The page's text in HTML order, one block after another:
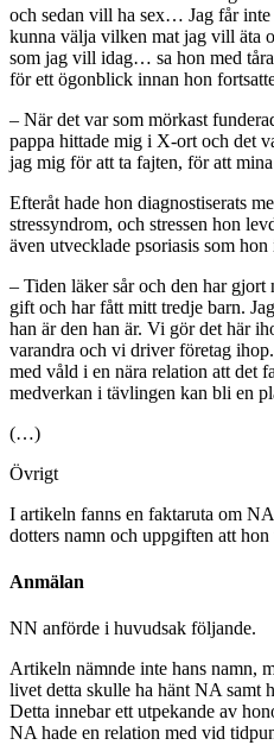
och sedan vill ha sex… Jag får
kunna välja vilken mat jag vill äta
som jag vill idag… sa hon med
för ett ögonblick innan hon
– När det var som mörkast
pappa hittade mig i X-ort och det
jag mig för att ta fajten, för att
Efteråt hade hon diagnostiserats
stressyndrom, och stressen hon
även utvecklade psoriasis som
– Tiden läker sår och den har
gift och har fått mitt tredje barn.
han är den han är. Vi gör det här
varandra och vi driver företag
med våld i en nära relation att det
medverkan i tävlingen kan bli en
(…)
Övrigt
I artikeln fanns en faktaruta om
dotters namn och uppgiften att
Anmälan
NN anförde i huvudsak följande.
Artikeln nämnde inte hans namn,
livet detta skulle ha hänt NA samt
Detta innebar ett utpekande av
NA hade en relation med vid